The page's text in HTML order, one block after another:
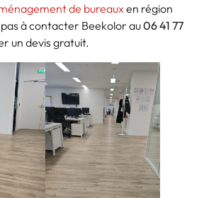
de bureauxen région
pas à contacter Beekolor au06 41 77
un devis gratuit.